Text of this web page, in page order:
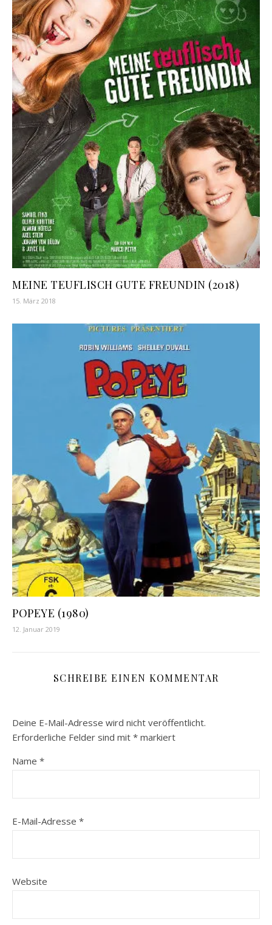
MEINE TEUFLISCH GUTE FREUNDIN (2018)
15. März 2018
POPEYE (1980)
12. Januar 2019
SCHREIBE EINEN KOMMENTAR
Deine E-Mail-Adresse wird nicht veröffentlicht.
Erforderliche Felder sind mit * markiert
Name *
E-Mail-Adresse *
Website